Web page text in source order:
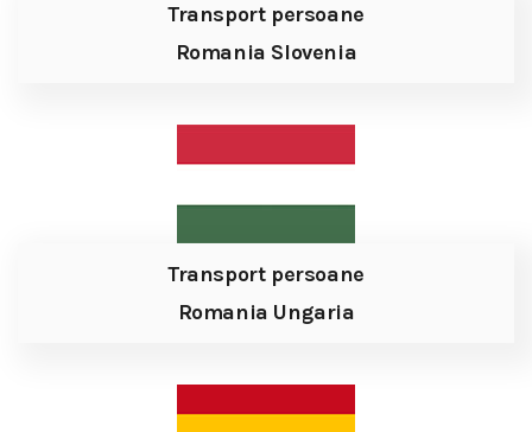
Transport persoane
Romania Slovenia
Transport persoane
Romania Ungaria